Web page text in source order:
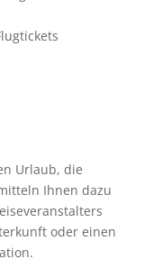
Urlaub, die
Ihnen dazu
oder einen